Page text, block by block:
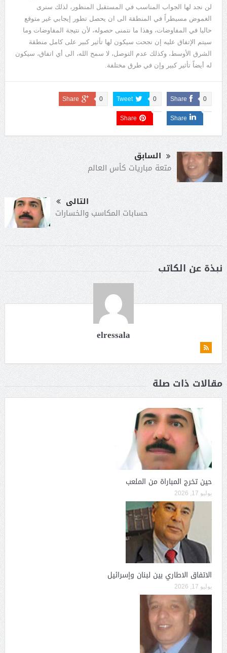
لن نجد لها الجواب المناسب في المستقبل المنظور، لذلك سنرى
الغموض مسيطراً في المنطقة الى ان يحصل تطور إيجابي غير متوقع
حاليا في المفاوضات، وهذا ما نتمنى حصوله، لأن نتيجة المفاوضات وما
سيتم الإتفاق عليه إن نجحت سيكون لها تأثير كبير على كامل منطقة
الشرق الأوسط، وكذلك عدم التوصل، لا سمح الله، الى أي اتفاق، سيكون
له أيضاً تأثير كبير وإن في طرق مختلفة.
Share 0
Tweet 0
Share 0
Share
Share
السابق
متعة مباريات كأس العالم
التالى
حسابات المكاسب والخسارات
نبذة عن الكاتب
elressala
مقالات ذات صلة
حين تخرج المباراة من الملعب
يوليو 17, 2026
الاتفاق الاطاري بين لبنان وإسرائيل
يوليو 17, 2026